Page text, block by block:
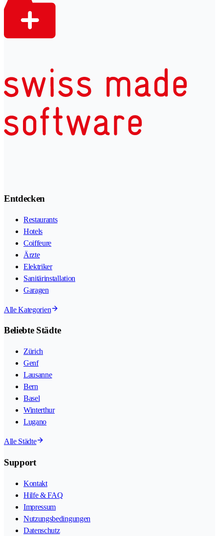
Entdecken
Restaurants
Hotels
Coiffeure
Ärzte
Elektriker
Sanitärinstallation
Garagen
Alle Kategorien
Beliebte Städte
Zürich
Genf
Lausanne
Bern
Basel
Winterthur
Lugano
Alle Städte
Support
Kontakt
Hilfe & FAQ
Impressum
Nutzungsbedingungen
Datenschutz